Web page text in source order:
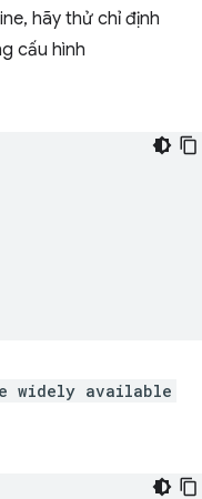
hãy thử chỉ định
cấu hình
widely available